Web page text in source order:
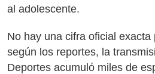
al adolescente.
No hay una cifra oficial exacta
según los reportes, la
Deportes acumuló miles de